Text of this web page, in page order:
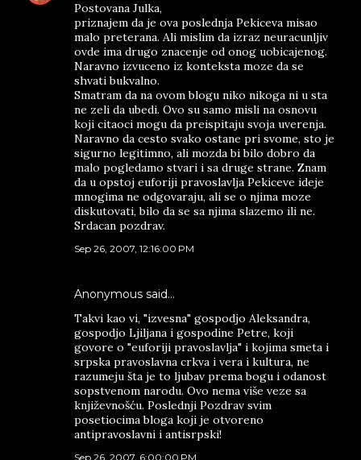
Postovana Julka,
priznajem da je ova poslednja Pekiceva misao
malo preterana. Ali mislim da izraz neuracunljiv
ovde ima drugo znacenje od onog uobicajenog.
Naravno izvuceno iz konteksta moze da se
shvati bukvalno.
Smatram da na ovom blogu niko nikoga ni u sta
ne zeli da ubedi. Ovo su samo misli na osnovu
koji citaoci mogu da preispitaju svoja uverenja.
Naravno da cesto svako ostane pri svome, sto je
sigurno legitimno, ali mozda bi bilo dobro da
malo pogledamo stvari i sa druge strane. Znam
da u opstoj euforiji pravoslavlja Pekiceve ideje
mnogima ne odgovaraju, ali se o njima moze
diskutovati, bilo da se sa njima slazemo ili ne.
Srdacan pozdrav.
Sep 26, 2007, 12:16:00 PM
Anonymous said…
Takvi kao vi, "izvesna" gospodjo Aleksandra,
gospodjo Ljiljana i gospodine Petre, koji
govore o "euforiji pravoslavlja" i kojima smeta i
srpska pravoslavna crkva i vera i kultura, ne
razumeju šta je to ljubav prema bogu i odanost
sopstvenom narodu. Ovo nema više veze sa
književnošću. Poslednji Pozdrav svim
posetiocima bloga koji je otvoreno
antipravoslavni i antisrpski!
Sep 26, 2007, 6:00:00 PM